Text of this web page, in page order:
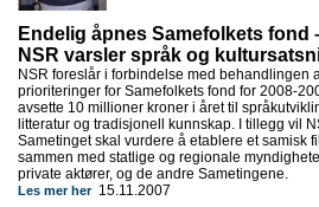
Endelig åpnes Samefolkets fond
NSR varsler språk og
NSR foreslår i forbindelse med behandlingen
prioriteringer for Samefolkets fond for 2008-
avsette 10 millioner kroner i året til
litteratur og tradisjonell kunnskap. I tillegg vil
Sametinget skal vurdere å etablere et samisk
sammen med statlige og regionale
private aktører, og de andre Sametingene.
Les mer her15.11.2007